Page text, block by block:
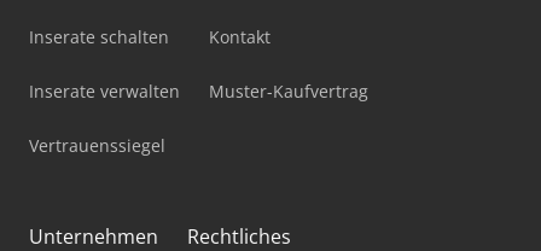
Inserate schalten
Inserate verwalten
Vertrauenssiegel
Kontakt
Muster-Kaufvertrag
Unternehmen Rechtliches